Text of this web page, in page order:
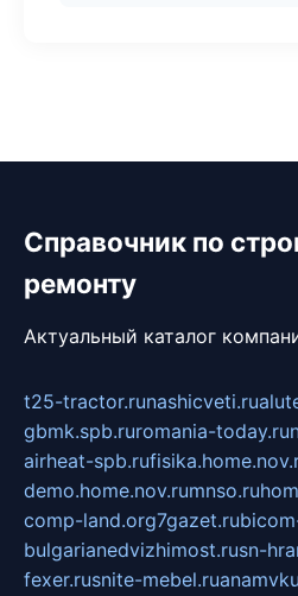
Справочник по
ремонту
Актуальный каталог
t25-tractor.runashicveti.ru
gbmk.spb.ruromania-today.ru
airheat-spb.ru
demo.home.nov.rumnso.ru
comp-land.org7gazet.ru
bulgarianedvizhimost.rusn-
fexer.rusnite-mebel.ru